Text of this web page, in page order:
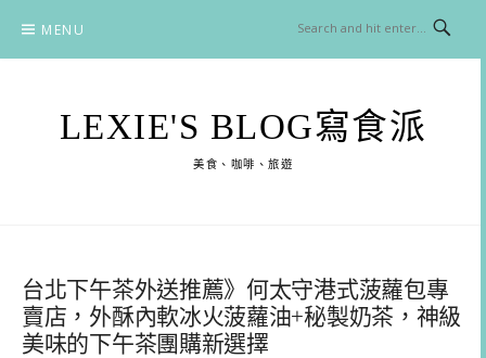
content
MENU
LEXIE'S BLOG寫食派
美食、咖啡、旅遊
台北下午茶外送推薦》何太守港式菠蘿包專
賣店，外酥內軟冰火菠蘿油+秘製奶茶，神級
美味的下午茶團購新選擇